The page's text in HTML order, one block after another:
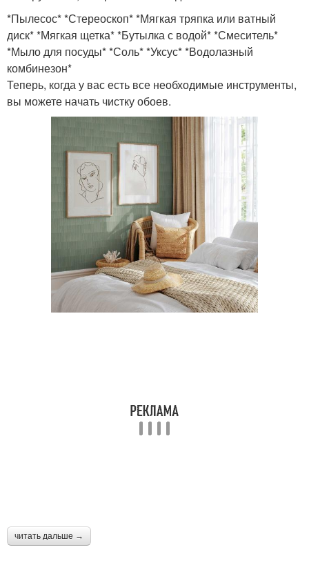
*Пылесос* *Стереоскоп* *Мягкая тряпка или ватный
диск* *Мягкая щетка* *Бутылка с водой* *Смеситель*
*Мыло для посуды* *Соль* *Уксус* *Водолазный
комбинезон*
Теперь, когда у вас есть все необходимые инструменты,
вы можете начать чистку обоев.
читать дальше →